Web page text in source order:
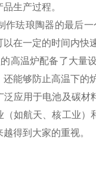
生产过程。
作珐琅陶器的最后
以在一定的时间内快
高温炉配备了大量
能够防止高温下的
泛应用于电池及碳
（如航天、核工业
得到大家的重视。